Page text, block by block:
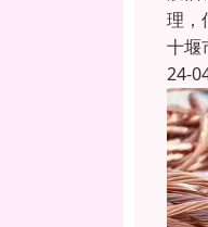
理，
十堰
24-